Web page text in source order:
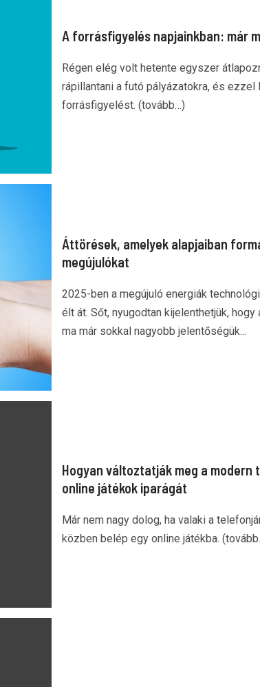
A forrásfigyelés napjainkban: már
Régen elég volt hetente egyszer
rápillantani a futó pályázatokra, és ezzel
forrásfigyelést. (tovább…)
Áttörések, amelyek alapjaiban
megújulókat
2025-ben a megújuló energiák
élt át. Sőt, nyugodtan kijelenthetjük, hogy
ma már sokkal nagyobb jelentőségük...
Hogyan változtatják meg a modern
online játékok iparágát
Már nem nagy dolog, ha valaki a
közben belép egy online játékba.